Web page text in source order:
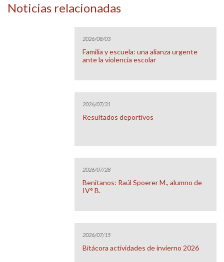
Noticias relacionadas
2026/08/03
Familia y escuela: una alianza urgente
ante la violencia escolar
2026/07/31
Resultados deportivos
2026/07/28
Benitanos: Raúl Spoerer M., alumno de
IV° B.
2026/07/15
Bitácora actividades de invierno 2026